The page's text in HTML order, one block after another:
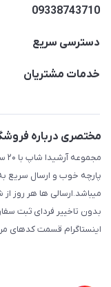
09338743710
دسترسی سریع
حساب کاربری
لیست محصولات
درباره ما
تماس با ما
خدمات مشتریان
مختصری درباره
پارچه خوب و ارسال سریع
میباشد.ارسالی ها هر روز
بدون تاخییر فردای ثبت
اینستاگرام قسمت کدهای